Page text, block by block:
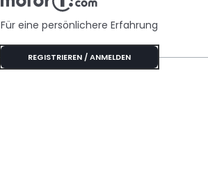
Specials
Für eine persönlichere Erfahrung
REGISTRIEREN / ANMELDEN